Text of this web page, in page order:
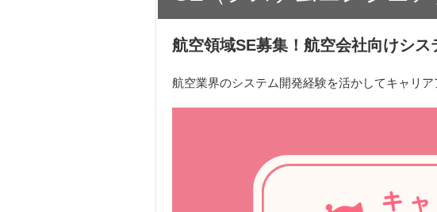
航空領域SE募集！航空会社向けシ
航空業界のシステム開発経験を活かしてキャリ